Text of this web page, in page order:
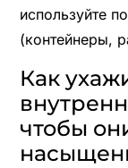
используйте
(контейнеры,
Как
чтобы